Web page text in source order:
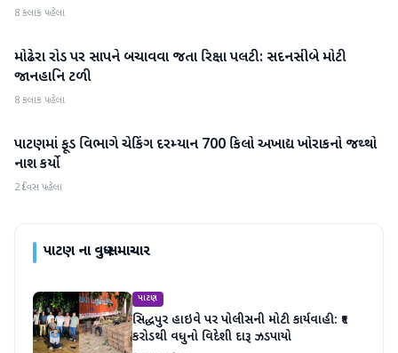
8 કલાક પહેલા
પાટણ
મોઢેરા રોડ પર સાપને બચાવવા જતા રિક્ષા પલટી: સદનસીબે મોટી
જાનહાનિ ટળી
8 કલાક પહેલા
પાટણ
પાટણમાં ફૂડ વિભાગે ચેકિંગ દરમ્યાન 700 કિલો અખાદ્ય ખોરાકનો જથ્થો
નાશ કર્યો
2 દિવસ પહેલા
પાટણના વધુ સમાચાર
પાટણ
સિદ્ધપુર હાઇવે પર પોલીસની મોટી કાર્યવાહી: ₹૧
કરોડથી વધુનો વિદેશી દારૂ ઝડપાયો